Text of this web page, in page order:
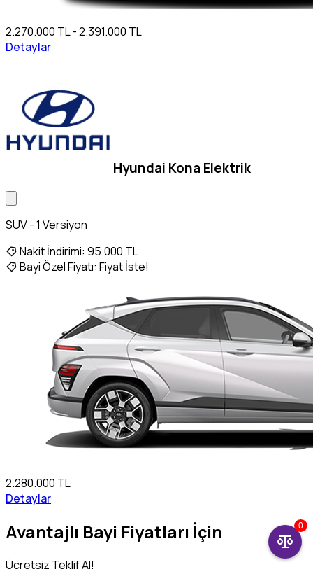
2.270.000 TL - 2.391.000 TL
Detaylar
Hyundai Kona Elektrik
SUV - 1 Versiyon
Nakit İndirimi: 95.000 TL
Bayi Özel Fiyatı: Fiyat İste!
2.280.000 TL
Detaylar
Avantajlı Bayi Fiyatları İçin
Ücretsiz Teklif Al!
0